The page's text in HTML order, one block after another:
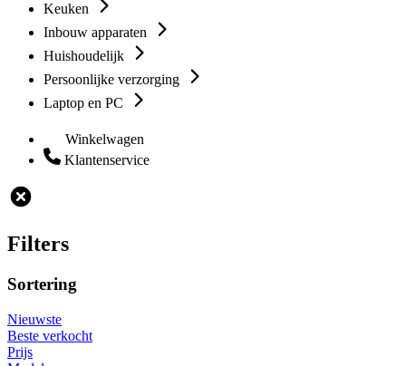
Keuken
Inbouw apparaten
Huishoudelijk
Persoonlijke verzorging
Laptop en PC
Winkelwagen
Klantenservice
Filters
Sortering
Nieuwste
Beste verkocht
Prijs